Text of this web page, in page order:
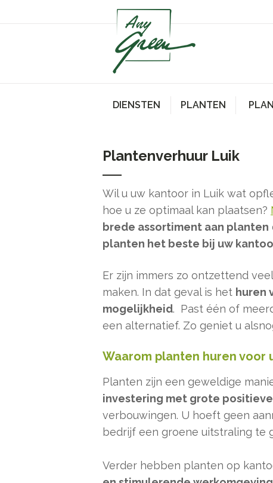
DIENSTEN PLANTEN
Plantenverhuur Luik
Wil u uw kantoor in Luik wat
hoe u ze optimaal kan plaatsen?
brede assortiment aan planten
planten het beste bij uw
Er zijn immers zo ontzettend
maken. In dat geval is het huren
mogelijkheid. Past één of
een alternatief. Zo geniet u
Waarom planten huren voor
Planten zijn een geweldige
investering met grote
verbouwingen. U hoeft geen
bedrijf een groene uitstraling te
Verder hebben planten op